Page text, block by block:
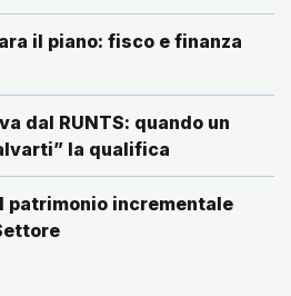
il piano: fisco e finanza
dal RUNTS: quando un
la qualifica
patrimonio incrementale